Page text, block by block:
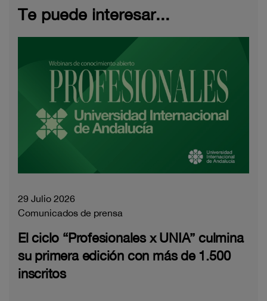
Te puede interesar...
29 Julio 2026
Comunicados de prensa
El ciclo “Profesionales x UNIA” culmina
su primera edición con más de 1.500
inscritos